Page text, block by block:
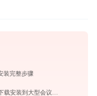
装完整步骤